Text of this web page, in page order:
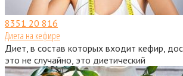
8351 20 816
Диета на кефире
Диет, в состав которых входит кефир,
это не случайно, это диетический